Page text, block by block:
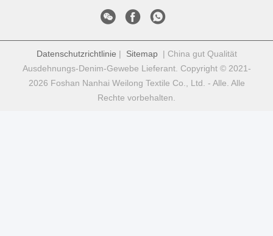
Datenschutzrichtlinie | Sitemap| China gut Qualität
Ausdehnungs-Denim-Gewebe Lieferant. Copyright © 2021-
2026 Foshan Nanhai Weilong Textile Co., Ltd. - Alle. Alle
Rechte vorbehalten.